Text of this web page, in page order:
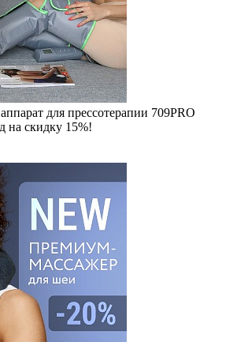
для прессотерапии 709PRO
на скидку 15%!